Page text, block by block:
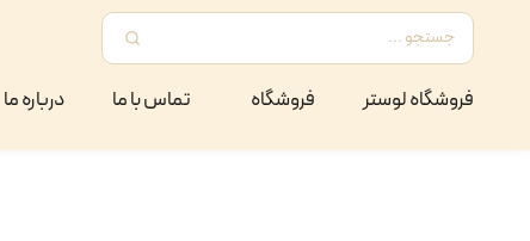
فروشگاه لوستر
فروشگاه تماس با ما درباره ما